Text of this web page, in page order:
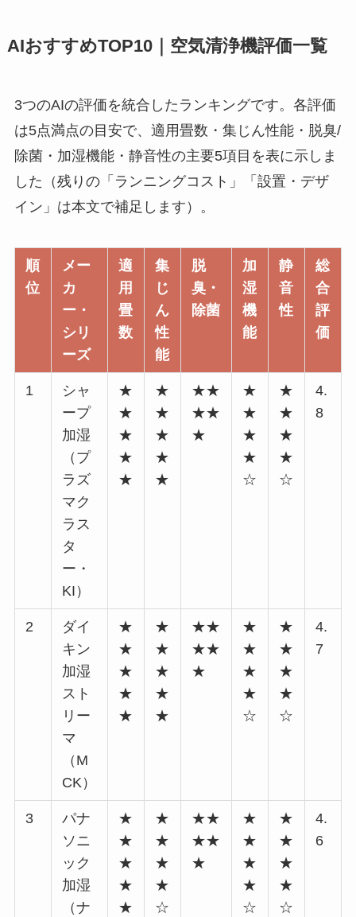
AIおすすめTOP10｜空気清浄機評価一覧
3つのAIの評価を統合したランキングです。各評価
は5点満点の目安で、適用畳数・集じん性能・脱臭/
除菌・加湿機能・静音性の主要5項目を表に示しま
した（残りの「ランニングコスト」「設置・デザ
イン」は本文で補足します）。
順
位
メー
カ
ー・
シリ
ーズ
適
用
畳
数
集
じ
ん
性
能
脱
臭・
除菌
加
湿
機
能
静
音
性
総
合
評
価
1
シャ
ープ
加湿
（プ
ラズ
マク
ラス
タ
ー・
KI）
★
★
★
★
★
★
★
★
★
★
★★
★★
★
★
★
★
★
☆
★
★
★
★
☆
4.
8
2
ダイ
キン
加湿
スト
リー
マ
（M
CK）
★
★
★
★
★
★
★
★
★
★
★★
★★
★
★
★
★
★
☆
★
★
★
★
☆
4.
7
3
パナ
ソニ
ック
加湿
（ナ
★
★
★
★
★
★
★
★
★
☆
★★
★★
★
★
★
★
★
☆
★
★
★
★
☆
4.
6